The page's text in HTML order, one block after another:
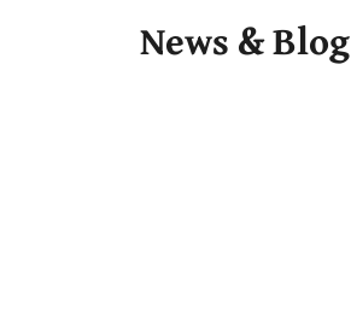
News & Blog